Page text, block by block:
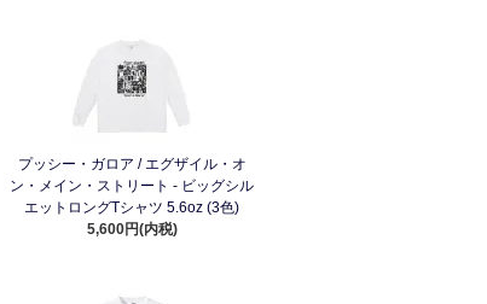
プッシー・ガロア / エグザイル・オ
ン・メイン・ストリート - ビッグシル
エットロングTシャツ 5.6oz (3色)
5,600円(内税)